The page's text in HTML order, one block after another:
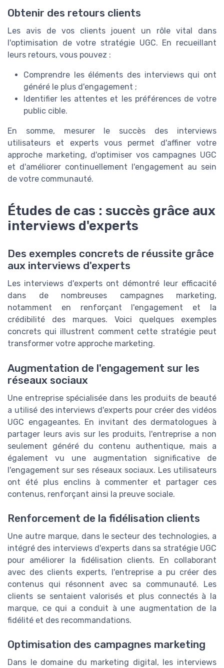
Obtenir des retours clients
Les avis de vos clients jouent un rôle vital dans
l'optimisation de votre stratégie UGC. En recueillant
leurs retours, vous pouvez :
Comprendre les éléments des interviews qui ont
généré le plus d'engagement ;
Identifier les attentes et les préférences de votre
public cible.
En somme, mesurer le succès des interviews
utilisateurs et experts vous permet d'affiner votre
approche marketing, d'optimiser vos campagnes UGC
et d'améliorer continuellement l'engagement au sein
de votre communauté.
Études de cas : succès grâce aux
interviews d'experts
Des exemples concrets de réussite grâce
aux interviews d'experts
Les interviews d'experts ont démontré leur efficacité
dans de nombreuses campagnes marketing,
notamment en renforçant l'engagement et la
crédibilité des marques. Voici quelques exemples
concrets qui illustrent comment cette stratégie peut
transformer votre approche marketing.
Augmentation de l'engagement sur les
réseaux sociaux
Une entreprise spécialisée dans les produits de beauté
a utilisé des interviews d'experts pour créer des vidéos
UGC engageantes. En invitant des dermatologues à
partager leurs avis sur les produits, l'entreprise a non
seulement généré du contenu authentique, mais a
également vu une augmentation significative de
l'engagement sur ses réseaux sociaux. Les utilisateurs
ont été plus enclins à commenter et partager ces
contenus, renforçant ainsi la preuve sociale.
Renforcement de la fidélisation clients
Une autre marque, dans le secteur des technologies, a
intégré des interviews d'experts dans sa stratégie UGC
pour améliorer la fidélisation clients. En collaborant
avec des clients experts, l'entreprise a pu créer des
contenus qui résonnent avec sa communauté. Les
clients se sentaient valorisés et plus connectés à la
marque, ce qui a conduit à une augmentation de la
fidélité et des recommandations.
Optimisation des campagnes marketing
Dans le domaine du marketing digital, les interviews